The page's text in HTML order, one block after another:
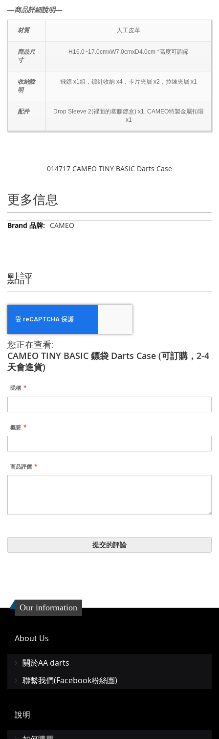
―商品詳細說明―
材質 人工皮革
商品尺
寸
H16.0~17.0cmxW7.0cmxD4.0cm *高度可調節
收納說
明
飛鏢 x1組，鏢針收納 x4，卡片夾層 x2，拉鍊夾層 x1
配件
Drop Sleeve 2(裡面的塑膠鏢盒) x1, CAMEO特製金屬扣環
x1
014717 CAMEO TINY BASIC Darts Case
更多信息
更
CAMEO
點評
您正在查看:
CAMEO TINY BASIC 鏢袋 Darts Case (可訂購，2-4
天會進貨)
昵稱
概要
商品評價
提交的評論
Our information
About Us
關於AA darts
聯繫我們(Facebook粉絲團)
說明